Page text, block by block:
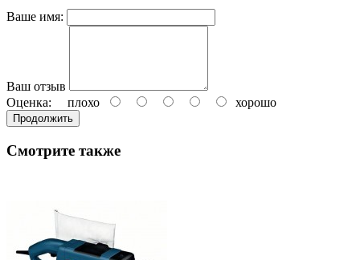
Ваше имя:
Ваш отзыв
Оценка: плохо хорошо
Продолжить
Смотрите также